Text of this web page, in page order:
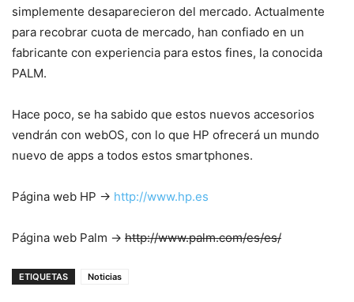
simplemente desaparecieron del mercado. Actualmente
para recobrar cuota de mercado, han confiado en un
fabricante con experiencia para estos fines, la conocida
PALM.
Hace poco, se ha sabido que estos nuevos accesorios
vendrán con webOS, con lo que HP ofrecerá un mundo
nuevo de apps a todos estos smartphones.
Página web HP -> http://www.hp.es
Página web Palm -> http://www.palm.com/es/es/
ETIQUETAS Noticias